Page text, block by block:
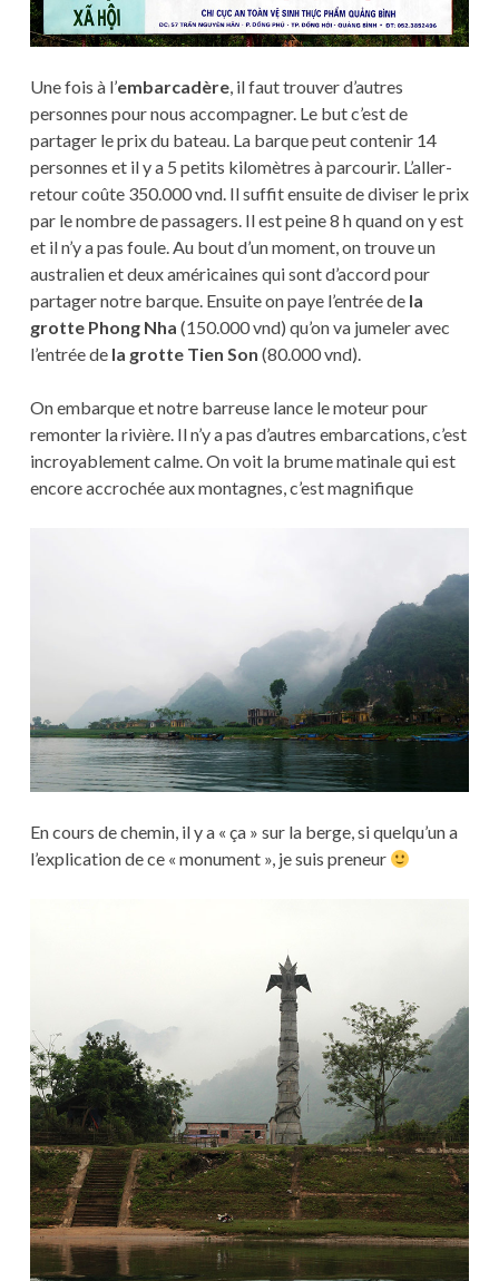
Une fois à l’embarcadère, il faut trouver d’autres
personnes pour nous accompagner. Le but c’est de
partager le prix du bateau. La barque peut contenir 14
personnes et il y a 5 petits kilomètres à parcourir. L’aller-
retour coûte 350.000 vnd. Il suffit ensuite de diviser le prix
par le nombre de passagers. Il est peine 8 h quand on y est
et il n’y a pas foule. Au bout d’un moment, on trouve un
australien et deux américaines qui sont d’accord pour
partager notre barque. Ensuite on paye l’entrée de la
grotte Phong Nha (150.000 vnd) qu’on va jumeler avec
l’entrée de la grotte Tien Son (80.000 vnd).
On embarque et notre barreuse lance le moteur pour
remonter la rivière. Il n’y a pas d’autres embarcations, c’est
incroyablement calme. On voit la brume matinale qui est
encore accrochée aux montagnes, c’est magnifique
En cours de chemin, il y a « ça » sur la berge, si quelqu’un a
l’explication de ce « monument », je suis preneur